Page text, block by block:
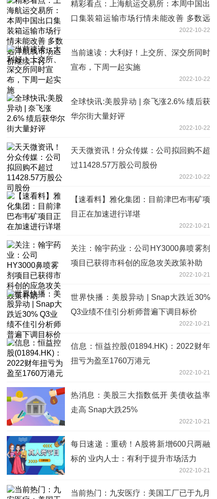
精彩看点：上海航运交易所：本周中国出
口集装箱运输市场行情未能改善 多数远
2022-10-22
当前速读：大利好！上交所、深交所同时
宣布，下周一起实施
2022-10-22
全球快讯:美股异动 | 奈飞涨2.6% 绩后获
华尔街大量好评
2022-10-22
天天微资讯！分众传媒：公司拟回购不超
过11428.57万股公司股份
2022-10-22
【速看料】雅化集团：目前津巴布韦矿项
目正在加速进行详堪
2022-10-21
关注：翰宇药业：公司HY3000鼻喷雾剂
项目已获得市科创的应急攻关政策补助
2022-10-21
世界快播：美股异动 | Snap大跌近30%
Q3业绩不佳引分析师普遍下调目标价
2022-10-21
信息：恒益控股(01894.HK)：2022财年
扭亏为盈至1760万港元
2022-10-21
热消息：美股三大指数低开 美债收益率
走高 Snap大跌25%
2022-10-21
每日速递：重磅！A股将新增600只两融
标的 业内人士：有利于提升市场活力
2022-10-21
当前热门：九安医疗：美国工厂已于九月